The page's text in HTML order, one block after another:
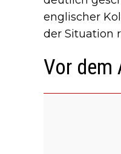
englischer
der Situation
Vor dem